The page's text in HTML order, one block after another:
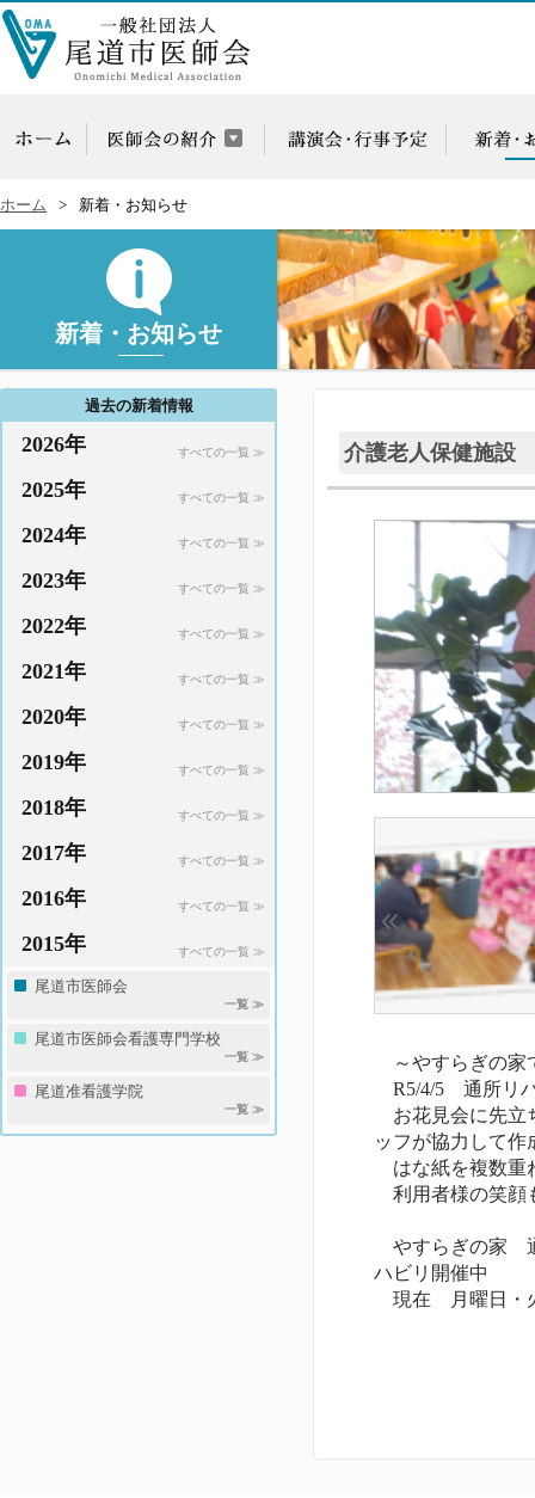
ホーム 新着・お知らせ
新着・お知らせ
介護老人保健施設
～やすらぎの家
R5/4/5 通所リハ
お花見会に先立
ッフが協力して作
はな紙を複数重
利用者様の笑顔
やすらぎの家
ハビリ開催中
現在 月曜日・火
過去の新着情報
2026年 すべての一覧 ≫
2025年 すべての一覧 ≫
2024年 すべての一覧 ≫
2023年 すべての一覧 ≫
2022年 すべての一覧 ≫
2021年 すべての一覧 ≫
2020年 すべての一覧 ≫
2019年 すべての一覧 ≫
2018年 すべての一覧 ≫
2017年 すべての一覧 ≫
2016年 すべての一覧 ≫
2015年 すべての一覧 ≫
尾道市医師会
一覧 ≫
尾道市医師会看護専門学校
一覧 ≫
尾道准看護学院
一覧 ≫